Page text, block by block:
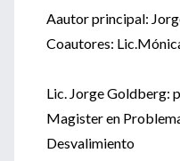
Aautor principal:
Coautores:
Lic. Jorge Goldberg:
Magister en
Desvalimiento